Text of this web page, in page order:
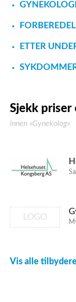
ETTER
Sjekk
innen «Gynekolog»
LOGO
Vis alle